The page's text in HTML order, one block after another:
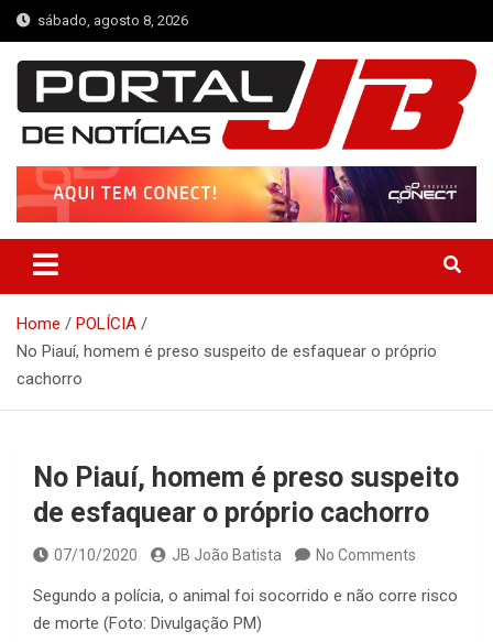
Skip
to
content
sábado, agosto 8, 2026
Portal de Notícias JB
Notícias de Simplício Mendes e Região
Home
POLÍCIA
No Piauí, homem é preso suspeito de esfaquear o próprio
cachorro
No Piauí, homem é preso suspeito
de esfaquear o próprio cachorro
07/10/2020 JB João Batista No Comments
Segundo a polícia, o animal foi socorrido e não corre risco
de morte (Foto: Divulgação PM)